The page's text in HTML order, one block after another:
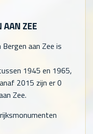
AAN ZEE
aan Zee is
1945 en 1965,
2015 zijn er0
Zee.